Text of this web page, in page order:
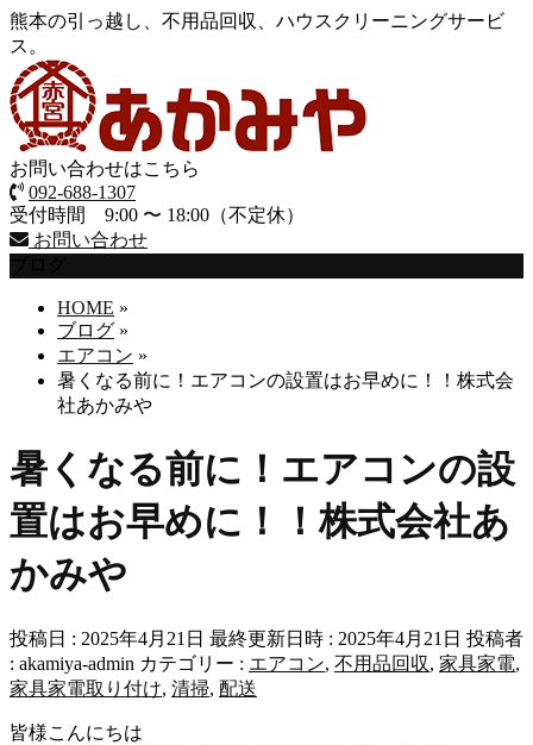
熊本の引っ越し、不用品回収、ハウスクリーニングサービ
ス。
お問い合わせはこちら
092-688-1307
受付時間 9:00 〜 18:00（不定休）
お問い合わせ
HOME »
ブログ »
エアコン »
暑くなる前に！エアコンの設置はお早めに！！株式会
社あかみや
暑くなる前に！エアコンの設
置はお早めに！！株式会社あ
かみや
投稿日 : 2025年4月21日 最終更新日時 : 2025年4月21日 投稿者
: akamiya-admin カテゴリー : エアコン, 不用品回収, 家具家電,
家具家電取り付け, 清掃, 配送
皆様こんにちは